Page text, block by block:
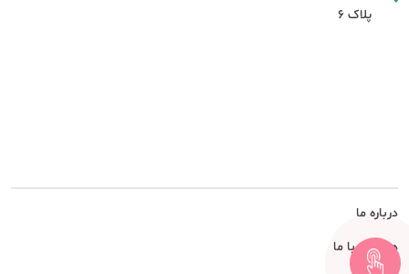
درباره ما
همکاری با ما
پلاک 6